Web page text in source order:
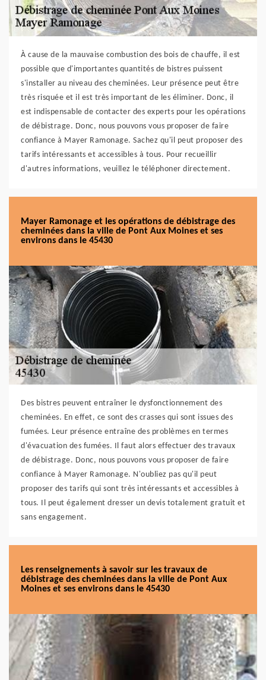
À cause de la mauvaise combustion des bois de chauffe, il est
possible que d'importantes quantités de bistres puissent
s'installer au niveau des cheminées. Leur présence peut être
très risquée et il est très important de les éliminer. Donc, il
est indispensable de contacter des experts pour les opérations
de débistrage. Donc, nous pouvons vous proposer de faire
confiance à Mayer Ramonage. Sachez qu'il peut proposer des
tarifs intéressants et accessibles à tous. Pour recueillir
d'autres informations, veuillez le téléphoner directement.
Mayer Ramonage et les opérations de débistrage des
cheminées dans la ville de Pont Aux Moines et ses
environs dans le 45430
Des bistres peuvent entraîner le dysfonctionnement des
cheminées. En effet, ce sont des crasses qui sont issues des
fumées. Leur présence entraîne des problèmes en termes
d'évacuation des fumées. Il faut alors effectuer des travaux
de débistrage. Donc, nous pouvons vous proposer de faire
confiance à Mayer Ramonage. N'oubliez pas qu'il peut
proposer des tarifs qui sont très intéressants et accessibles à
tous. Il peut également dresser un devis totalement gratuit et
sans engagement.
Les renseignements à savoir sur les travaux de
débistrage des cheminées dans la ville de Pont Aux
Moines et ses environs dans le 45430